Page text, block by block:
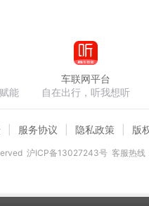
能
车联网平台
自在出行，听我想听
服务协议 隐私政策 版
沪ICP备13027243号 客服热